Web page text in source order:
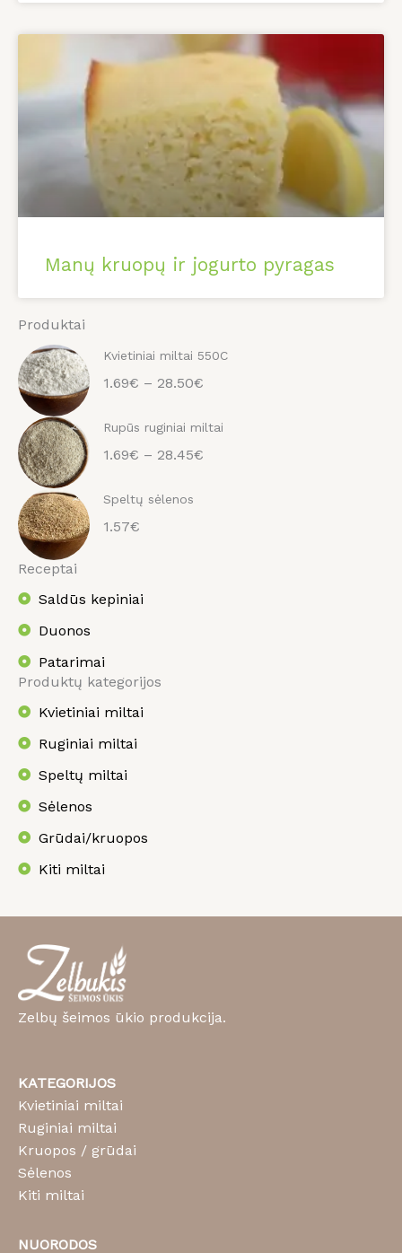
Manų kruopų ir jogurto pyragas
Produktai
Kvietiniai miltai 550C
1.69€ – 28.50€
Rupūs ruginiai miltai
1.69€ – 28.45€
Speltų sėlenos
1.57€
Receptai
Saldūs kepiniai
Duonos
Patarimai
Produktų kategorijos
Kvietiniai miltai
Ruginiai miltai
Speltų miltai
Sėlenos
Grūdai/kruopos
Kiti miltai
Zelbų šeimos ūkio produkcija.
KATEGORIJOS
Kvietiniai miltai
Ruginiai miltai
Kruopos / grūdai
Sėlenos
Kiti miltai
NUORODOS